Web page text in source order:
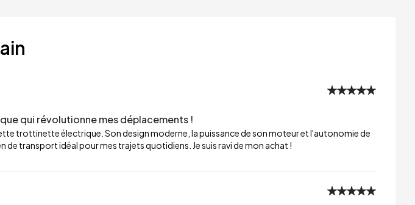
qui révolutionne mes déplacements !
trottinette électrique. Son design moderne, la puissance de son moteur et l'autonomie de
de transport idéal pour mes trajets quotidiens. Je suis ravi de mon achat !